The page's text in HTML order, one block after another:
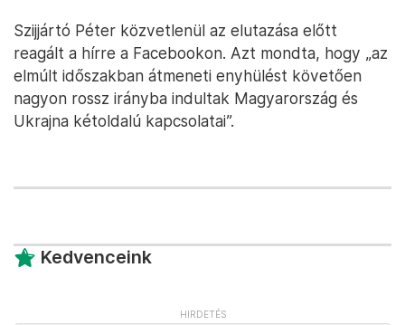
Szijjártó Péter közvetlenül az elutazása előtt
reagált a hírre a Facebookon. Azt mondta, hogy „az
elmúlt időszakban átmeneti enyhülést követően
nagyon rossz irányba indultak Magyarország és
Ukrajna kétoldalú kapcsolatai”.
Kedvenceink